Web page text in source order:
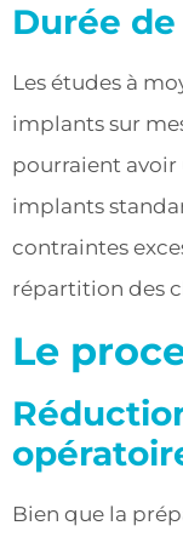
Durée
Les études à
implants sur
pourraient avoir
implants
contraintes
répartition des
Le
Bien que la